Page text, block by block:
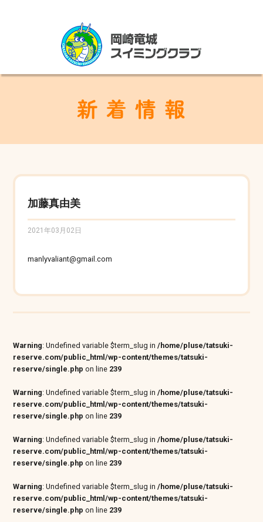
加藤真由美
2021年03月02日
manlyvaliant@gmail.com
Warning: Undefined variable $term_slug in/home/pluse/tatsuki-
reserve.com/public_html/wp-content/themes/tatsuki-
reserve/single.php on line 239
Warning: Undefined variable $term_slug in/home/pluse/tatsuki-
reserve.com/public_html/wp-content/themes/tatsuki-
reserve/single.php on line 239
Warning: Undefined variable $term_slug in/home/pluse/tatsuki-
reserve.com/public_html/wp-content/themes/tatsuki-
reserve/single.php on line 239
Warning: Undefined variable $term_slug in/home/pluse/tatsuki-
reserve.com/public_html/wp-content/themes/tatsuki-
reserve/single.php on line 239